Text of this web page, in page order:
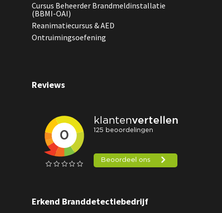
Cursus Beheerder Brandmeldinstallatie
(BBMI-OAI)
Reanimatiecursus & AED
Ontruimingsoefening
Reviews
Erkend Branddetectiebedrijf